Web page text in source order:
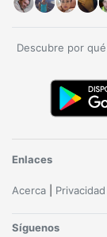
Descubre por
Enlaces
Acerca Privacidad
Síguenos